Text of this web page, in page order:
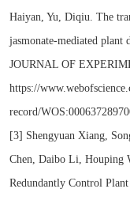
Haiyan, Yu, Diqiu. The
jasmonate-mediated plant
JOURNAL OF
https://
record/
[3] Shengyuan Xiang,
Chen, Daibo Li, Houping
Redundantly Control